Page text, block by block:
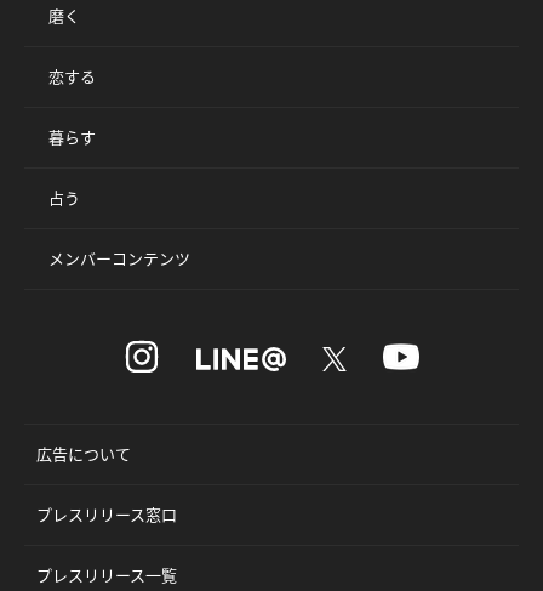
磨く
恋する
暮らす
占う
メンバーコンテンツ
広告について
プレスリリース窓口
プレスリリース一覧